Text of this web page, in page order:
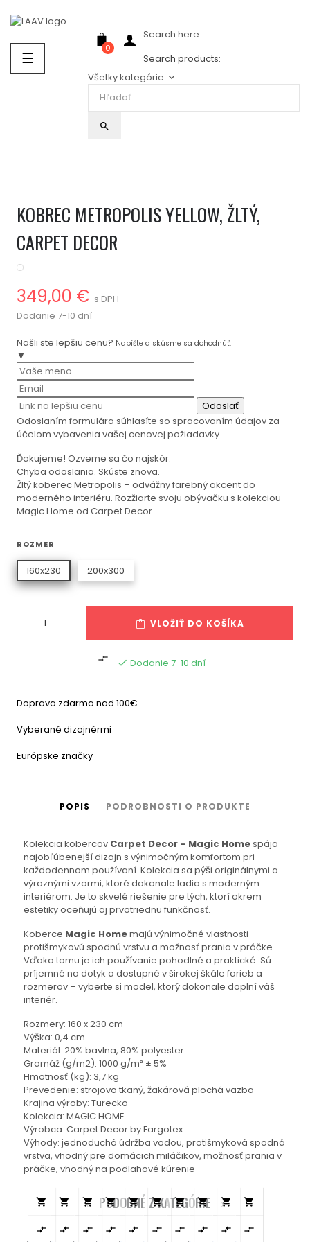
Prepnúť
navigáciu
☰
0
Search here...
Search products:
Všetky kategórie keyboard_arrow_down
search
KOBREC METROPOLIS YELLOW, ŽLTÝ,
CARPET DECOR
349,00 € s DPH
Dodanie 7-10 dní
Našli ste lepšiu cenu? Napíšte a skúsme sa dohodnúť.
▼
Odoslať
Odoslaním formulára súhlasíte so spracovaním údajov za
účelom vybavenia vašej cenovej požiadavky.
Ďakujeme! Ozveme sa čo najskôr.
Chyba odoslania. Skúste znova.
Žltý koberec Metropolis – odvážny farebný akcent do
moderného interiéru. Rozžiarte svoju obývačku s kolekciou
Magic Home od Carpet Decor.
ROZMER
160x230 200x300
VLOŽIŤ DO KOŠÍKA
  Dodanie 7-10 dní
Doprava zdarma nad 100€
Vyberané dizajnérmi
Európske značky
POPIS PODROBNOSTI O PRODUKTE
Kolekcia kobercov Carpet Decor – Magic Homespája
najobľúbenejší dizajn s výnimočným komfortom pri
každodennom používaní. Kolekcia sa pýši originálnymi a
výraznými vzormi, ktoré dokonale ladia s moderným
interiérom. Je to skvelé riešenie pre tých, ktorí okrem
estetiky oceňujú aj prvotriednu funkčnosť.
Koberce Magic Homemajú výnimočné vlastnosti –
protišmykovú spodnú vrstvu a možnosť prania v práčke.
Vďaka tomu je ich používanie pohodlné a praktické. Sú
príjemné na dotyk a dostupné v širokej škále farieb a
rozmerov – vyberte si model, ktorý dokonale doplní váš
interiér.
Rozmery: 160 x 230 cm
Výška: 0,4 cm
Materiál: 20% bavlna, 80% polyester
Gramáž (g/m2): 1000 g/m² ± 5%
Hmotnosť (kg): 3,7 kg
Prevedenie: strojovo tkaný, žakárová plochá väzba
Krajina výroby: Turecko
Kolekcia: MAGIC HOME
Výrobca: Carpet Decor by Fargotex
Výhody: jednoduchá údržba vodou, protišmyková spodná
vrstva, vhodný pre domácich miláčikov, možnosť prania v
práčke, vhodný na podlahové kúrenie
PODOBNÉ Z KATEGÓRIE



















